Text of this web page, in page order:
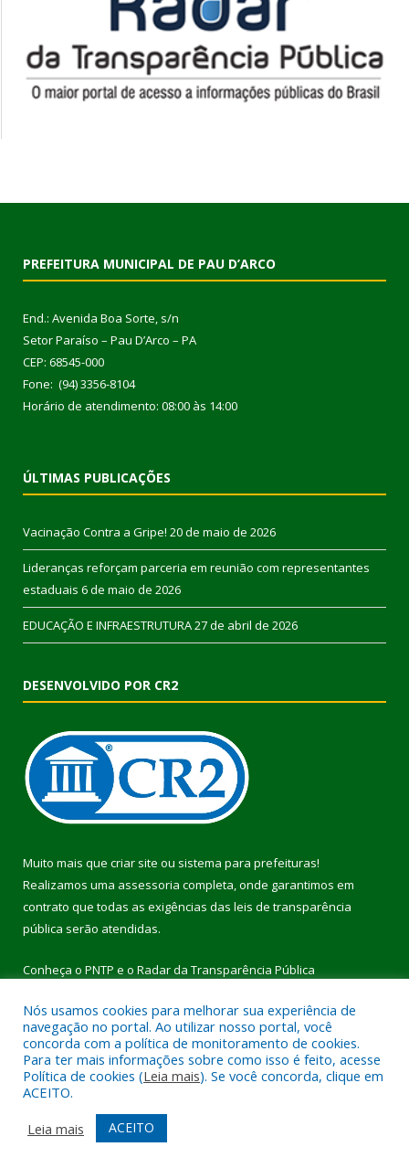
PREFEITURA MUNICIPAL DE PAU D’ARCO
End.: Avenida Boa Sorte, s/n
Setor Paraíso – Pau D’Arco – PA
CEP: 68545-000
Fone: (94) 3356-8104
Horário de atendimento: 08:00 às 14:00
ÚLTIMAS PUBLICAÇÕES
Vacinação Contra a Gripe! 20 de maio de 2026
Lideranças reforçam parceria em reunião com representantes
estaduais 6 de maio de 2026
EDUCAÇÃO E INFRAESTRUTURA27 de abril de 2026
DESENVOLVIDO POR CR2
Muito mais que criar site ou sistema para prefeituras!
Realizamos uma assessoria completa, onde garantimos em
contrato que todas as exigências das leis de transparência
pública serão atendidas.
Conheça o PNTP e o Radar da Transparência Pública
Todos os direitos reservados a Prefeitura Municipal de Pau
D’Arco.
Mapa do Site
Acessar Área Administrativa
Acessar Webmail
Nós usamos cookies para melhorar sua experiência de
navegação no portal. Ao utilizar nosso portal, você
concorda com a política de monitoramento de cookies.
Para ter mais informações sobre como isso é feito, acesse
Política de cookies (Leia mais). Se você concorda, clique em
ACEITO.
Leia mais
ACEITO